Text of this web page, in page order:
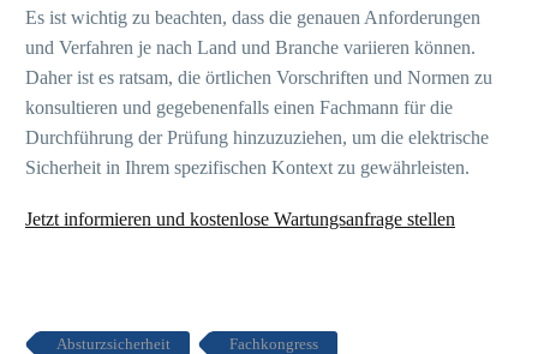
Es ist wichtig zu beachten, dass die genauen Anforderungen
und Verfahren je nach Land und Branche variieren können.
Daher ist es ratsam, die örtlichen Vorschriften und Normen zu
konsultieren und gegebenenfalls einen Fachmann für die
Durchführung der Prüfung hinzuzuziehen, um die elektrische
Sicherheit in Ihrem spezifischen Kontext zu gewährleisten.
Jetzt informieren und kostenlose Wartungsanfrage stellen
Absturzsicherheit Fachkongress